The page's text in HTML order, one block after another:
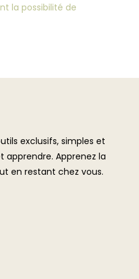
la possibilité de
exclusifs, simples et
Apprenez la
en restant chez vous.